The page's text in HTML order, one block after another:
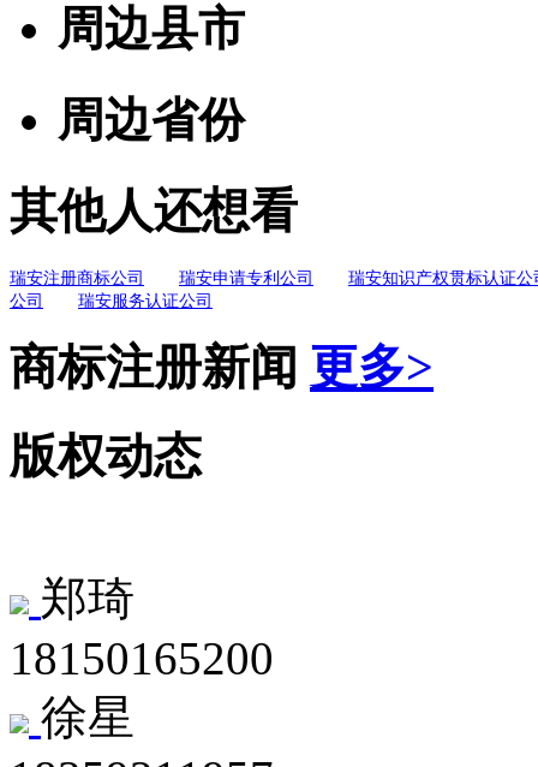
周边县市
周边省份
其他人还想看
瑞安注册商标公司 瑞安申请专利公司
瑞安知识产权贯标认证公
公司
瑞安服务认证公司
商标注册新闻 更多>
版权动态
郑琦
18150165200
徐星